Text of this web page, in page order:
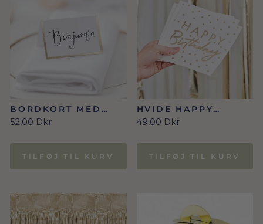
BORDKORT MED
GULDKANT
52,00 Dkr
TILFØJ TIL KURV
HVIDE HAPPY
BIRTHDAY
SERVIETTER MED
GULDPRIKKER
49,00 Dkr
TILFØJ TIL KURV